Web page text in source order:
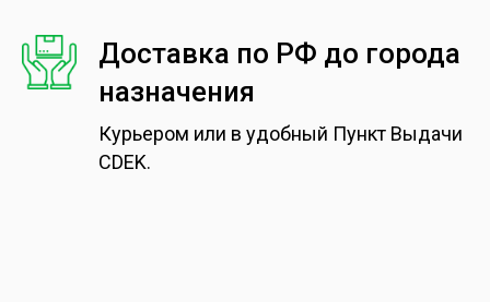
Доставка по РФ до города
назначения
Курьером или в удобный Пункт Выдачи
CDEK.